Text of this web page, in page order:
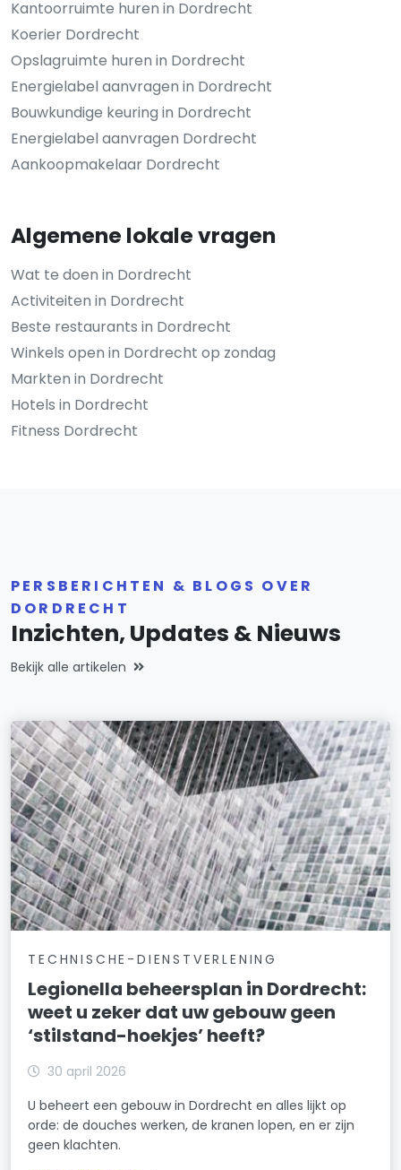
Kantoorruimte huren in Dordrecht
Koerier Dordrecht
Opslagruimte huren in Dordrecht
Energielabel aanvragen in Dordrecht
Bouwkundige keuring in Dordrecht
Energielabel aanvragen Dordrecht
Aankoopmakelaar Dordrecht
Algemene lokale vragen
Wat te doen in Dordrecht
Activiteiten in Dordrecht
Beste restaurants in Dordrecht
Winkels open in Dordrecht op zondag
Markten in Dordrecht
Hotels in Dordrecht
Fitness Dordrecht
PERSBERICHTEN & BLOGS OVER
DORDRECHT
Inzichten, Updates & Nieuws
Bekijk alle artikelen
TECHNISCHE-DIENSTVERLENING
Legionella beheersplan in Dordrecht:
weet u zeker dat uw gebouw geen
‘stilstand-hoekjes’ heeft?
30 april 2026
U beheert een gebouw in Dordrecht en alles lijkt op
orde: de douches werken, de kranen lopen, en er zijn
geen klachten.